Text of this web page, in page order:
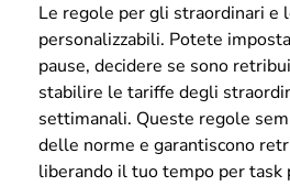
Le regole per gli straordinari e
personalizzabili. Potete
pause, decidere se sono
stabilire le tariffe degli
settimanali. Queste regole
delle norme e garantiscono
liberando il tuo tempo per task